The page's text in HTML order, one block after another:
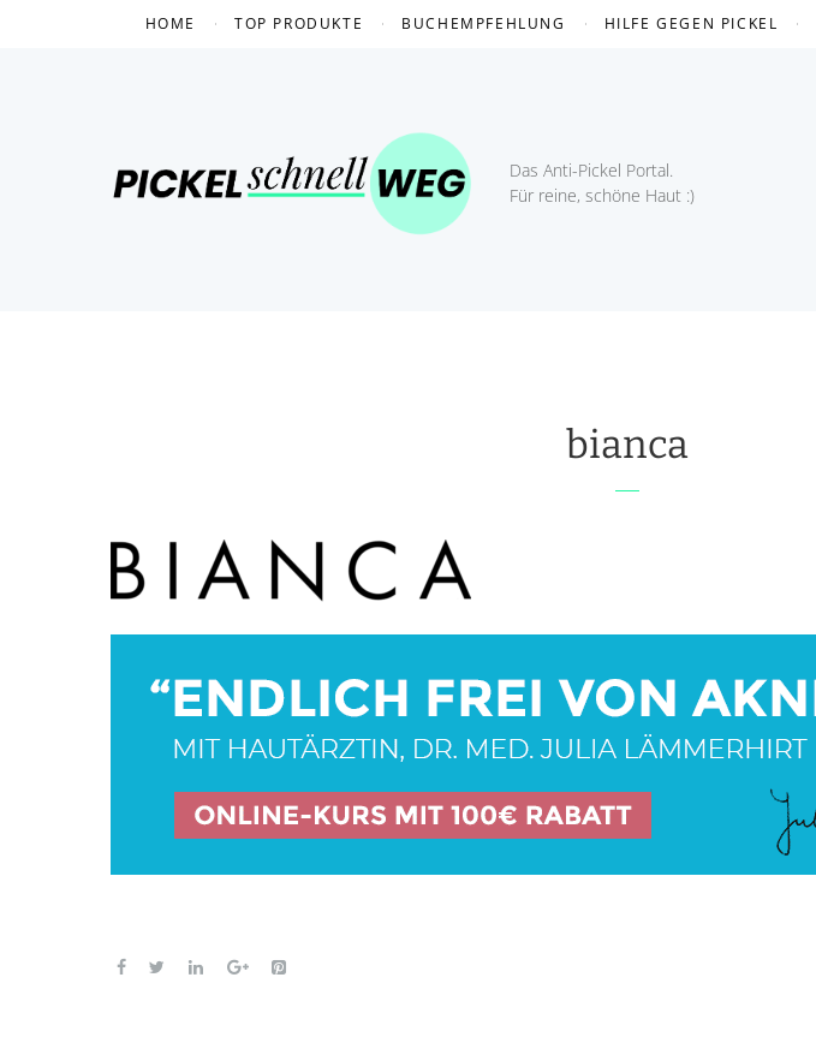
HOME TOP PRODUKTE BUCHEMPFEHLUNG HILFE GEGEN PICKEL
Das Anti-Pickel Portal.
Für reine, schöne Haut :)
bianca